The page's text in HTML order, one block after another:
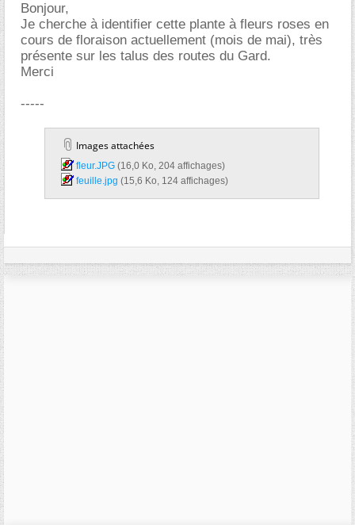
Bonjour,
Je cherche à identifier cette plante à fleurs roses en
cours de floraison actuellement (mois de mai), très
présente sur les talus des routes du Gard.
Merci
-----
Images attachées
fleur.JPG‎ (16,0 Ko, 204 affichages)
feuille.jpg‎ (15,6 Ko, 124 affichages)